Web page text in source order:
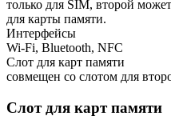
только для SIM, второй
для карты памяти.
Интерфейсы
Wi-Fi, Bluetooth, NFC
Слот для карт памяти
совмещен со слотом для
Слот для карт памяти